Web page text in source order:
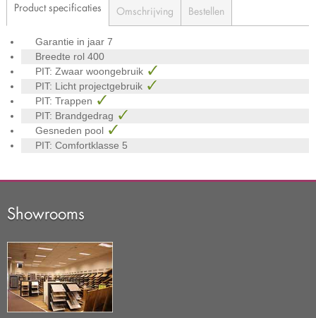
Product specificaties Omschrijving Bestellen
Garantie in jaar 7
Breedte rol 400
PIT: Zwaar woongebruik
PIT: Licht projectgebruik
PIT: Trappen
PIT: Brandgedrag
Gesneden pool
PIT: Comfortklasse 5
Showrooms